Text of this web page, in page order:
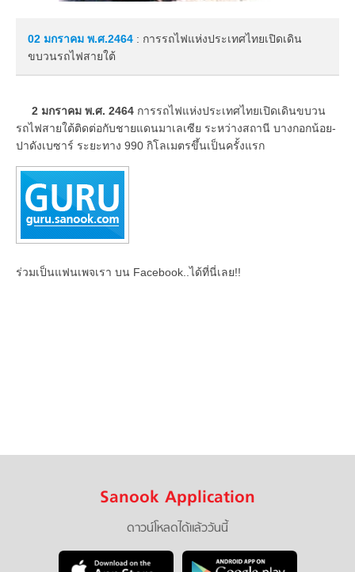
02 มกราคม พ.ศ.2464 : การรถไฟแห่งประเทศไทยเปิดเดิน
ขบวนรถไฟสายใต้
2 มกราคม พ.ศ. 2464 การรถไฟแห่งประเทศไทยเปิดเดินขบวน
รถไฟสายใต้ติดต่อกับชายแดนมาเลเซีย ระหว่างสถานี บางกอกน้อย-
ปาดังเบซาร์ ระยะทาง 990 กิโลเมตรขึ้นเป็นครั้งแรก
ร่วมเป็นแฟนเพจเรา บน Facebook..ได้ที่นี่เลย!!
Sanook Application
ดาวน์โหลดได้แล้ววันนี้